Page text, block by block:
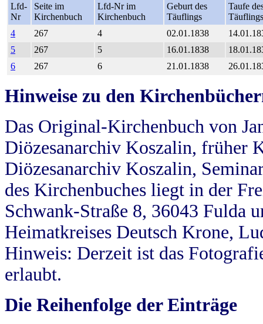
Lfd-
Nr
Seite im
Kirchenbuch
Lfd-Nr im
Kirchenbuch
Geburt des
Täuflings
Taufe
Täuflings
4
267 4 02.01.1838
5
267 5 16.01.1838
6
267 6 21.01.1838
Hinweise zu den
Das Original-Kirchenbuch von
Diözesanarchiv Koszalin, früher
Diözesanarchiv Koszalin,
des Kirchenbuches liegt in der
Schwank-Straße 8, 36043 Fulda
Heimatkreises Deutsch Krone,
Hinweis: Derzeit ist das
erlaubt.
Die Reihenfolge der Einträge